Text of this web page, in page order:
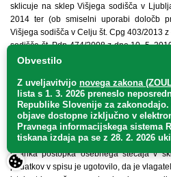
sklicuje na sklep Višjega sodišča v
2014 ter (ob smiselni uporabi določb
Višjega sodišča v Celju št. Cpg 403/2013
sodišča št. Pdp 474/2008 z dne 10. 5.
Ips 24/97 z dne 4. 6. 1998.
Ljubljani prav tako odločalo o pritožbi
odpusta obveznosti in zavrnitvi predloga
uporabi drugega odstavka 350. člena
ZPP je po uradni dolžnosti pazilo na
339. člena ZPP in tako preizkusilo, ali
stranka postopka osebnega stečaja v
podatkov v spisu je ugotovilo, da je
Obvestilo
Z uveljavitvijo novega zakona
lista s 1. 3. 2026 preneslo
Republike Slovenije za zakonodajo.
objave dostopne izključno v
Pravnega informacijskega sistema
tiskana izdaja pa se z 28. 2. 2026